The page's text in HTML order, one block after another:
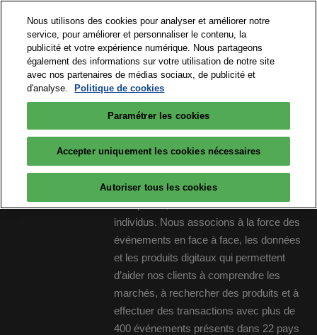
contenu
15 et 16 septembre 2026
Paris Expo Porte de Versailles
PARTICIPER
Big Data & AI Paris est un salon réalisé
par RX, créateur de places de rencontres.
RX est au service du développement des
entreprises, des collectivités et des
individus. Nous associons à la force des
événements en face à face, les données
et les produits digitaux qui permettent
d’aider nos clients à comprendre les
marchés, à rechercher des produits et à
effectuer des transactions avec plus de
400 événements présents dans 22 pays
Nous utilisons des cookies pour analyser et améliorer notre
service, pour améliorer et personnaliser le contenu, la
publicité et votre expérience numérique. Nous partageons
également des informations sur votre utilisation de notre site
avec nos partenaires de médias sociaux, de publicité et
d'analyse.
Politique de cookies
Paramétrer les cookies
Accepter uniquement les cookies nécessaires
Autoriser tous les cookies